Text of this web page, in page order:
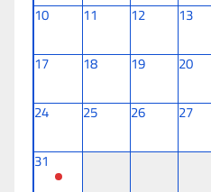
10
11 12 13
17
18 19 20
24
25 26 27
31